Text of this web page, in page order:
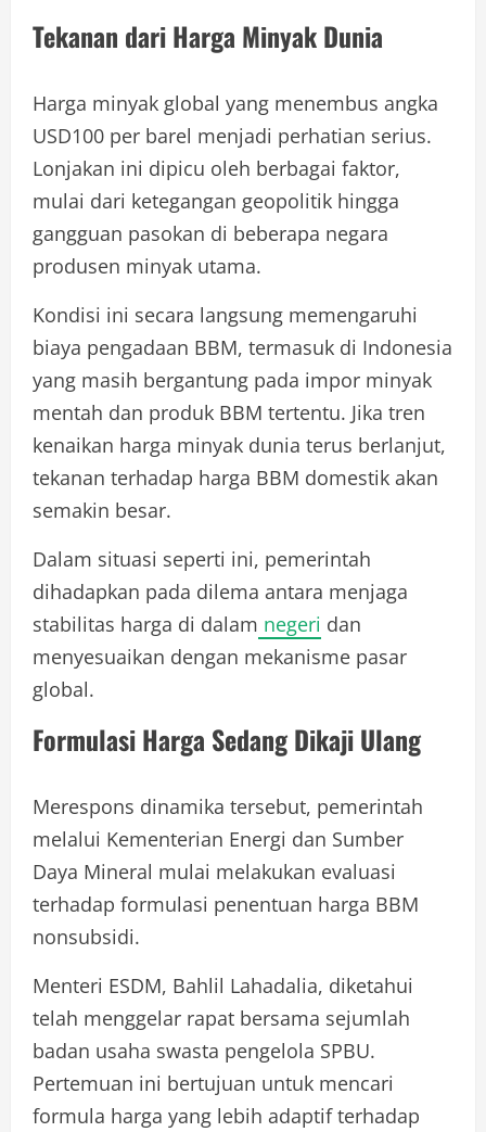
Tekanan dari Harga Minyak Dunia
Harga minyak global yang menembus angka
USD100 per barel menjadi perhatian serius.
Lonjakan ini dipicu oleh berbagai faktor,
mulai dari ketegangan geopolitik hingga
gangguan pasokan di beberapa negara
produsen minyak utama.
Kondisi ini secara langsung memengaruhi
biaya pengadaan BBM, termasuk di Indonesia
yang masih bergantung pada impor minyak
mentah dan produk BBM tertentu. Jika tren
kenaikan harga minyak dunia terus berlanjut,
tekanan terhadap harga BBM domestik akan
semakin besar.
Dalam situasi seperti ini, pemerintah
dihadapkan pada dilema antara menjaga
stabilitas harga di dalam negeri dan
menyesuaikan dengan mekanisme pasar
global.
Formulasi Harga Sedang Dikaji Ulang
Merespons dinamika tersebut, pemerintah
melalui Kementerian Energi dan Sumber
Daya Mineral mulai melakukan evaluasi
terhadap formulasi penentuan harga BBM
nonsubsidi.
Menteri ESDM, Bahlil Lahadalia, diketahui
telah menggelar rapat bersama sejumlah
badan usaha swasta pengelola SPBU.
Pertemuan ini bertujuan untuk mencari
formula harga yang lebih adaptif terhadap